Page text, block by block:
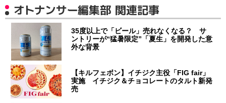
オトナンサー編集部 関連記事
35度以上で「ビール」売れなくなる？ サ
ントリーが“猛暑限定”「夏生」を開発した意
外な背景
【キルフェボン】イチジク主役「FIG fair」
実施 イチジク＆チョコレートのタルト新発
売